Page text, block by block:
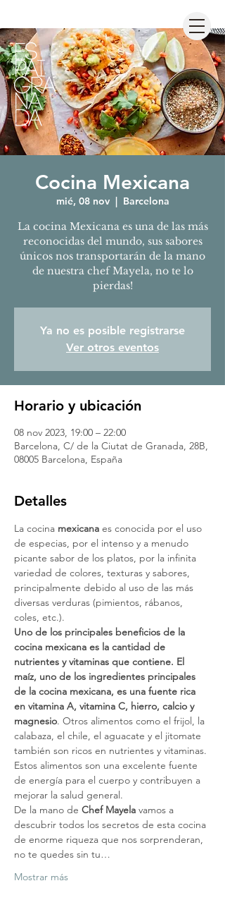
Cocina Mexicana
mié, 08 nov
  |
Barcelona
La cocina Mexicana es una de las más
reconocidas del mundo, sus sabores
únicos nos transportarán de la mano
de nuestra chef Mayela, no te lo
pierdas!
Ya no es posible registrarse
Ver otros eventos
Horario y ubicación
08 nov 2023, 19:00 – 22:00
Barcelona, C/ de la Ciutat de Granada, 28B,
08005 Barcelona, España
Detalles
La cocina mexicana es conocida por el uso
de especias, por el intenso y a menudo
picante sabor de los platos, por la infinita
variedad de colores, texturas y sabores,
principalmente debido al uso de las más
diversas verduras (pimientos, rábanos,
coles, etc.).
Uno de los principales beneficios de la
cocina mexicana es la cantidad de
nutrientes y vitaminas que contiene. El
maíz, uno de los ingredientes principales
de la cocina mexicana, es una fuente rica
en vitamina A, vitamina C, hierro, calcio y
magnesio. Otros alimentos como el frijol, la
calabaza, el chile, el aguacate y el jitomate
también son ricos en nutrientes y vitaminas.
Estos alimentos son una excelente fuente
de energía para el cuerpo y contribuyen a
mejorar la salud general.
De la mano de Chef Mayela vamos a
descubrir todos los secretos de esta cocina
de enorme riqueza que nos sorprenderan,
no te quedes sin tu…
Mostrar más